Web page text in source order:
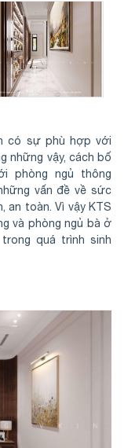
có sự phù hợp với
những vậy, cách bố
phòng ngủ thông
vấn đề về sức
an toàn. Vì vậy KTS
và phòng ngủ bà ở
quá trình sinh